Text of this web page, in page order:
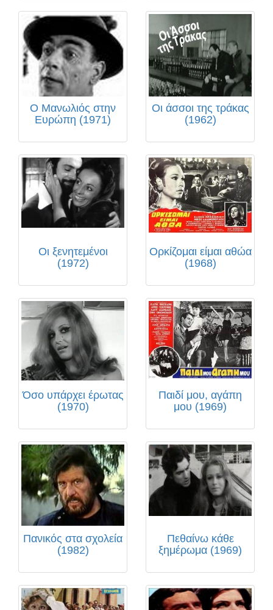
Ο Μανωλιός στην
Ευρώπη (1971)
Οι άσσοι της τράκας
(1962)
Οι ξενητεμένοι
(1972)
Ορκίζομαι είμαι αθώα
(1968)
Όσο υπάρχει έρωτας
(1970)
Παιδί μου, αγάπη
μου (1969)
Πανικός στα σχολεία
(1982)
Πεθαίνω κάθε
ξημέρωμα (1969)